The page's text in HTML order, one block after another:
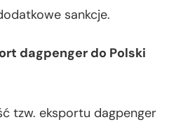
sankcje.
dagpenger do Polski
tzw. eksportu dagpenger